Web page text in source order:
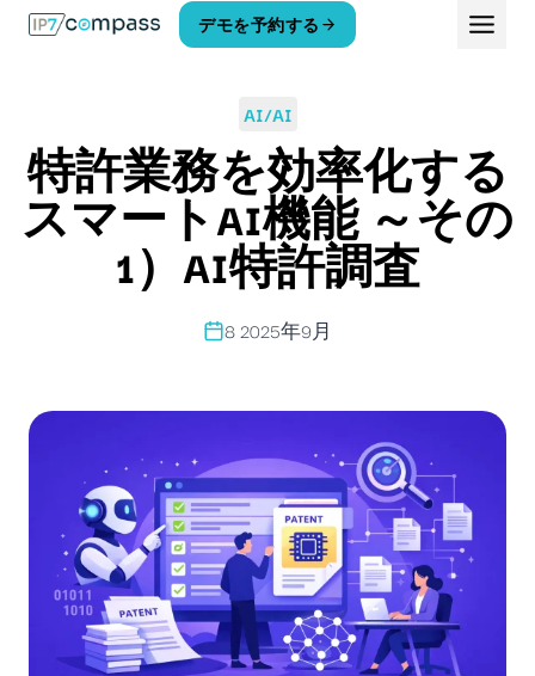
デモを予約する
AI/AI
特許業務を効率化する
スマートAI機能 ～その
1）AI特許調査
8 2025年9月